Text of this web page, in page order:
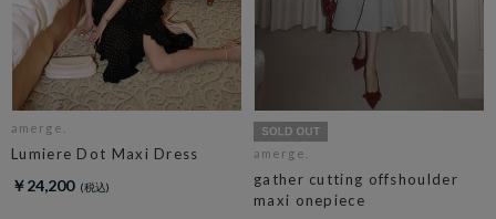
amerge.
Lumiere Dot Maxi Dress
￥24,200
amerge.
gather cutting offshoulder
maxi onepiece